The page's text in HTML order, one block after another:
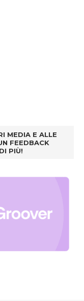
MEDIA E ALLE
FEEDBACK
PIÙ!